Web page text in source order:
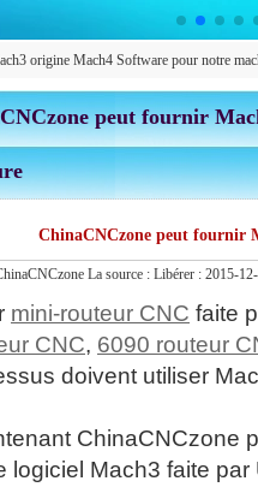
origine Mach4 Software pour notre
peut fournir
ChinaCNCzone peut fournir
La source : Libérer : 2015-
mini-routeur CNC faite
CNC, 6090 routeur
doivent utiliser
ChinaCNCzone
logiciel Mach3 faite par